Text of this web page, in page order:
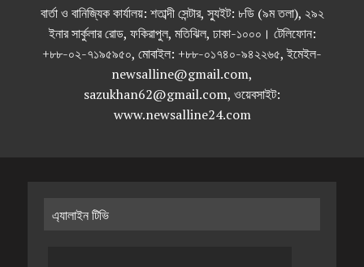
বার্তা ও বানিজ্যিক কার্যালয়: শতাব্দী সেন্টার, স্যুইট: ৮ডি (৯ম তলা), ২৯২
ইনার সার্কুলার রোড, ফকিরাপুল, মতিঝিল, ঢাকা-১০০০। টেলিফোন:
+৮৮-০২-৭১৯৫৯৫০, মোবাইল: +৮৮-০১৭৪০-৯৪২২৬৫, ইমেইল-
newsalline@gmail.com,
sazukhan62@gmail.com, ওয়েবসাইট:
www.newsalline24.com
এ্যালাইন টিভি